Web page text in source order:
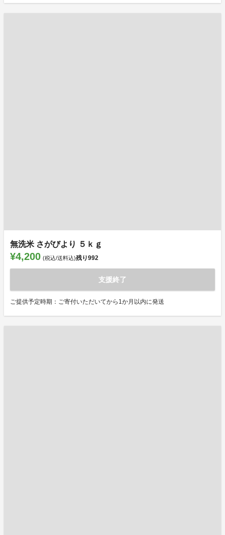
無洗米 さがびより ５ｋｇ
¥4,200 (税込/送料込)残り992
支援終了
ご提供予定時期：ご寄付いただいてから1か月以内に発送